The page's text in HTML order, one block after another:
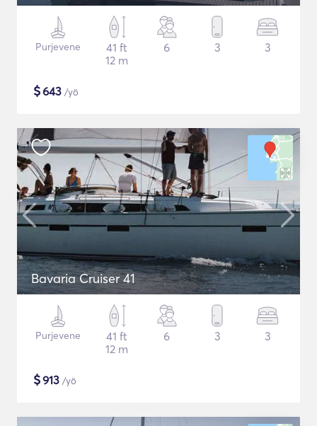
Purjevene
41 ft
12 m
6 3 3
$643 /yö
Bavaria Cruiser 41
Purjevene
41 ft
12 m
6 3 3
$913 /yö